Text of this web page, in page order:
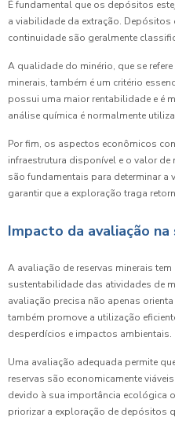
É fundamental que os depósitos
a viabilidade da extração. Depósitos
continuidade são geralmente
A qualidade do minério, que se
minerais, também é um critério
possui uma maior rentabilidade e é
análise química é normalmente
Por fim, os aspectos econômicos
infraestrutura disponível e o valor
são fundamentais para determinar
garantir que a exploração traga
Impacto da avaliação
A avaliação de reservas minerais
sustentabilidade das atividades de
avaliação precisa não apenas
também promove a utilização
desperdícios e impactos ambientais.
Uma avaliação adequada permite
reservas são economicamente
devido à sua importância ecológica
priorizar a exploração de depósitos